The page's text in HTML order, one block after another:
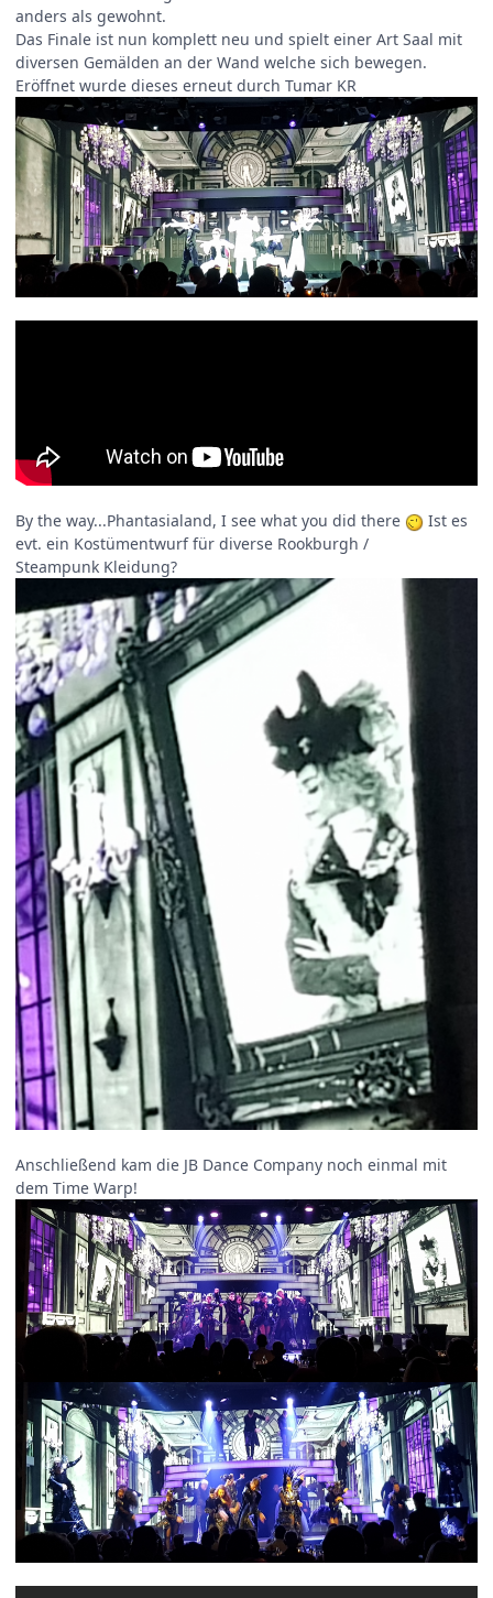
anders als gewohnt.
Das Finale ist nun komplett neu und spielt einer Art Saal mit
diversen Gemälden an der Wand welche sich bewegen.
Eröffnet wurde dieses erneut durch Tumar KR
By the way...Phantasialand, I see what you did there
Ist es
evt. ein Kostümentwurf für diverse Rookburgh /
Steampunk Kleidung?
Anschließend kam die JB Dance Company noch einmal mit
dem Time Warp!